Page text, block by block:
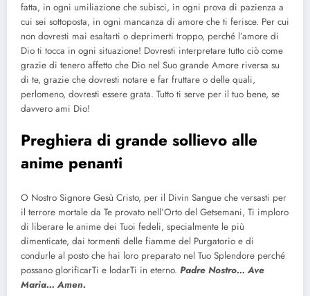
fatta, in ogni umiliazione che subisci, in ogni prova di pazienza a
cui sei sottoposta, in ogni mancanza di amore che ti ferisce. Per cui
non dovresti mai esaltarti o deprimerti troppo, perché l’amore di
Dio ti tocca in ogni situazione! Dovresti interpretare tutto ciò come
grazie di tenero affetto che Dio nel Suo grande Amore riversa su
di te, grazie che dovresti notare e far fruttare o delle quali,
perlomeno, dovresti essere grata. Tutto ti serve per il tuo bene, se
davvero ami Dio!
Preghiera di grande sollievo alle
anime penanti
O Nostro Signore Gesù Cristo, per il Divin Sangue che versasti per
il terrore mortale da Te provato nell’Orto del Getsemani, Ti imploro
di liberare le anime dei Tuoi fedeli, specialmente le più
dimenticate, dai tormenti delle fiamme del Purgatorio e di
condurle al posto che hai loro preparato nel Tuo Splendore perché
possano glorificarTi e lodarTi in eterno. Padre Nostro… Ave
Maria… Amen.